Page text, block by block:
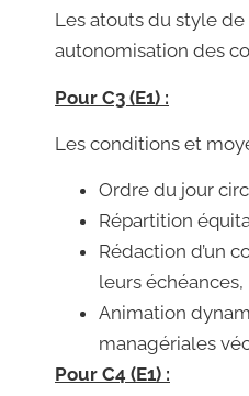
Les atouts du style
autonomisation des
Pour C3 (E1) :
Les conditions et
Ordre du jour
Répartition
Rédaction d’un
leurs échéances,
Animation
managériales
Pour C4 (E1) :